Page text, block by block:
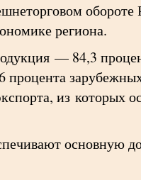
региона.
— 84,3
из которых
основную